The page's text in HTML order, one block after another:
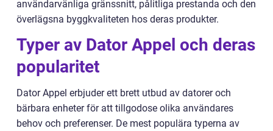
användarvänliga gränssnitt, pålitliga prestanda och den
överlägsna byggkvaliteten hos deras produkter.
Typer av Dator Appel och deras
popularitet
Dator Appel erbjuder ett brett utbud av datorer och
bärbara enheter för att tillgodose olika användares
behov och preferenser. De mest populära typerna av